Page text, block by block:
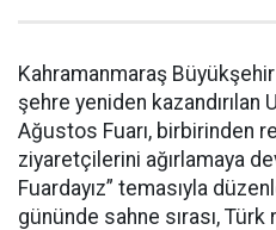
Kahramanmaraş
şehre yeniden kazandırılan
Ağustos Fuarı, birbirinden
ziyaretçilerini ağırlamaya
Fuardayız” temasıyla
gününde sahne sırası,